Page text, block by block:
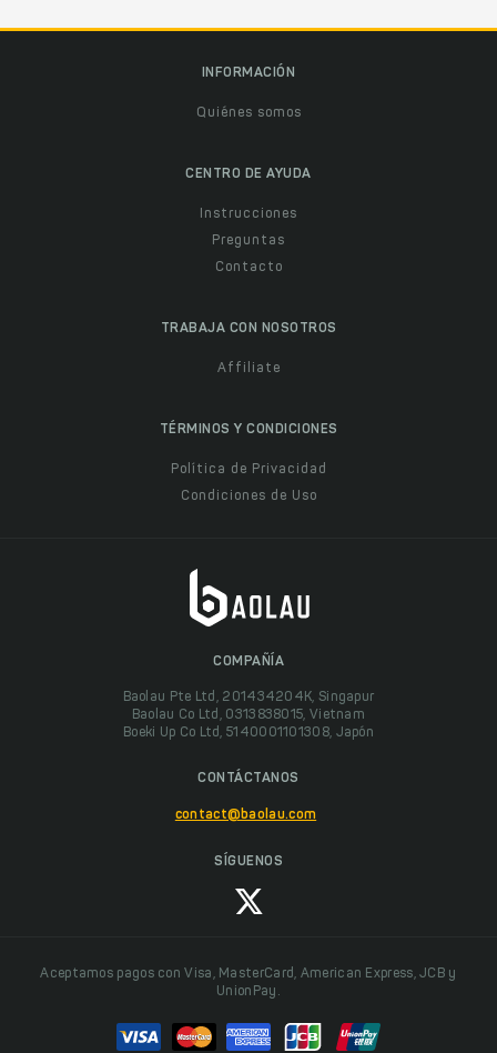
INFORMACIÓN
Quiénes somos
CENTRO DE AYUDA
Instrucciones
Preguntas
Contacto
TRABAJA CON NOSOTROS
Affiliate
TÉRMINOS Y CONDICIONES
Política de Privacidad
Condiciones de Uso
COMPAÑÍA
Baolau Pte Ltd, 201434204K, Singapur
Baolau Co Ltd, 0313838015, Vietnam
Boeki Up Co Ltd, 5140001101308, Japón
CONTÁCTANOS
contact@baolau.com
SÍGUENOS
Aceptamos pagos con Visa, MasterCard, American Express, JCB y
UnionPay.